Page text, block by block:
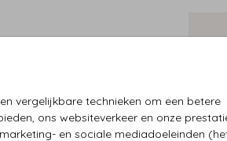
vergelijkbare technieken om een betere
ons websiteverkeer en onze
en sociale mediadoeleinden